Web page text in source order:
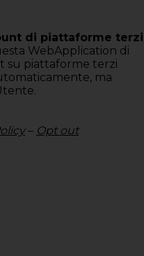
di piattaforme terzi
WebApplication di
su piattaforme terzi
ma
– Opt out